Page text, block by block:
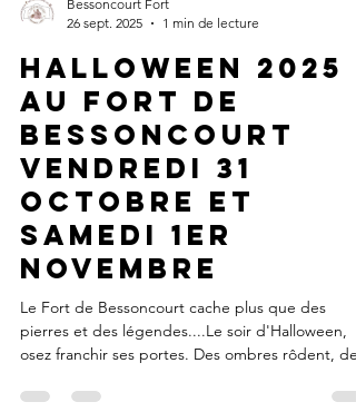
Bessoncourt Fort
26 sept. 2025
1 min de lecture
HALLOWEEN 2025
AU FORT DE
BESSONCOURT
VENDREDI 31
OCTOBRE ET
SAMEDI 1er
NOVEMBRE